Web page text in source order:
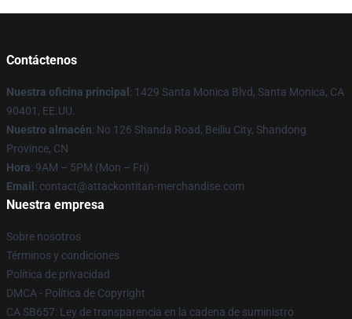
Contáctenos
Nuestra oficina principal : 1429 Santa Monica Blvd, Santa Monica, CA
90401, EE.UU.
Nuestro almacén: No 126 Shanda Road, Beiliu City, Shandong
Province, CN
Hora: 9AM – 5PM (Mon – Fri)
Email : contact@attackontitan-merchandise.com
Nuestra empresa
Sobre nosotros
Términos y condiciones
Política de privacidad
DMCA - Política de Copyright
CA SB657: Ley de transparencia en la cadena de suministro